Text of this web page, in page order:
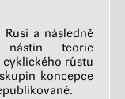
a následně
nástin teorie
růstu
koncepce